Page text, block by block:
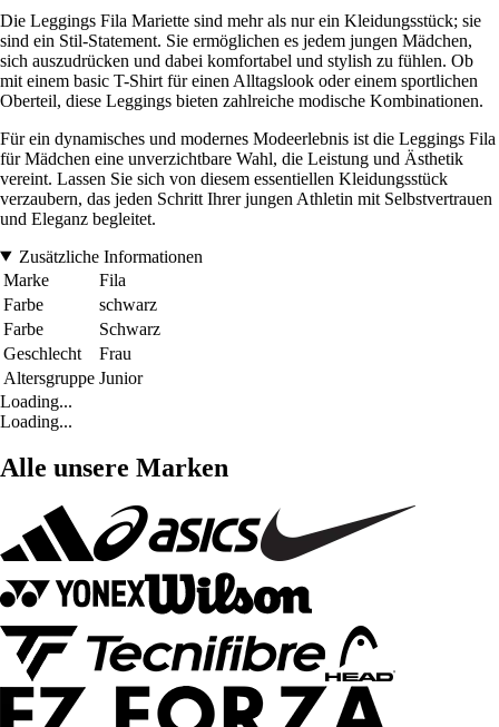
Die Leggings Fila Mariette sind mehr als nur ein Kleidungsstück; sie
sind ein Stil-Statement. Sie ermöglichen es jedem jungen Mädchen,
sich auszudrücken und dabei komfortabel und stylish zu fühlen. Ob
mit einem basic T-Shirt für einen Alltagslook oder einem sportlichen
Oberteil, diese Leggings bieten zahlreiche modische Kombinationen.
Für ein dynamisches und modernes Modeerlebnis ist die Leggings Fila
für Mädchen eine unverzichtbare Wahl, die Leistung und Ästhetik
vereint. Lassen Sie sich von diesem essentiellen Kleidungsstück
verzaubern, das jeden Schritt Ihrer jungen Athletin mit Selbstvertrauen
und Eleganz begleitet.
Zusätzliche Informationen
Marke
Fila
Farbe
schwarz
Farbe
Schwarz
Geschlecht
Frau
Altersgruppe Junior
Loading...
Loading...
Alle unsere Marken